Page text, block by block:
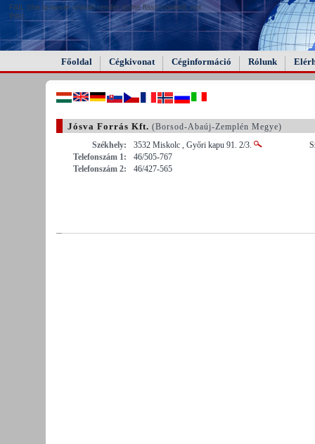
FAIL (the browser should render some flash content, not
this).
Főoldal Cégkivonat Céginformáció Rólunk
Jósva Forrás Kft. (Borsod-Abaúj-Zemplén Megye)
Székhely:
3532 Miskolc , Győri kapu 91. 2/3.
Telefonszám 1:
46/505-767
Telefonszám 2:
46/427-565